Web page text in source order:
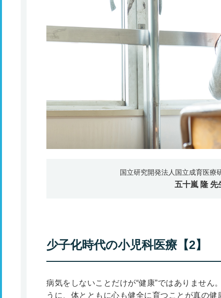
国立研究開発法人国立成育医療
五十嵐 隆 先
少子化時代の小児科医療【2】
病気をしないことだけが“健康”ではありません
うに、体とともに心も健全に育つことが真の